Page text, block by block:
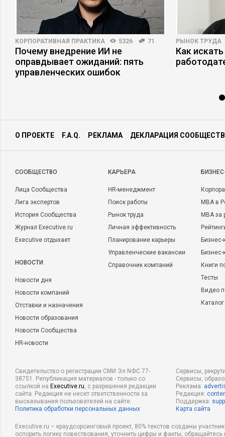
КОРПОРАТИВНАЯ ПРАКТИКА 5326 71
Почему внедрение ИИ не
оправдывает ожиданий: пять
управленческих ошибок
РЫНОК ТРУДА
Как
О ПРОЕКТЕ F.A.Q. РЕКЛАМА ДЕКЛАРАЦИЯ
CООБЩЕСТВО
Лица Сообщества
Лига экспертов
История Сообщества
Журнал Executive.ru
Executive отдыхает
НОВОСТИ
Новости дня
Новости компаний
Отставки и назначения
Новости образования
Новости Сообщества
HR-новости
КАРЬЕРА
HR-менеджмент
Поиск работы
Рынок труда
Личная эффективность
Планирование карьеры
Управленческие вакансии
Справочник компаний
MBA в
MBA
Бизнес-
Книги
Тесты
Видео
Свидетельство о регистрации СМИ Эл NФС 77-
38751. Републикация материалов - только со
ссылкой на Executive.ru, с разрешения редакции
сайта. Редакция не несет ответственности за
высказывания пользователей на сайте.
Политика обработки персональных данных
Сервисы,
Сервисы,
Реклама:
Редакция:
Поддержка:
Карта сайта
Executive.ru – краудсорсинговый проект, 80% текстов созданы
оспорить логику повествования, уточнить цифры и факты,